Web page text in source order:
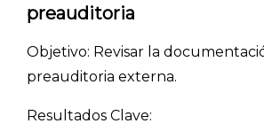
preauditoria
Objetivo: Revisar la
preauditoria externa.
Resultados Clave: